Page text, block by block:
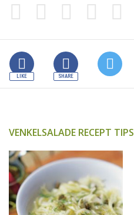
VENKELSALADE RECEPT TIPS